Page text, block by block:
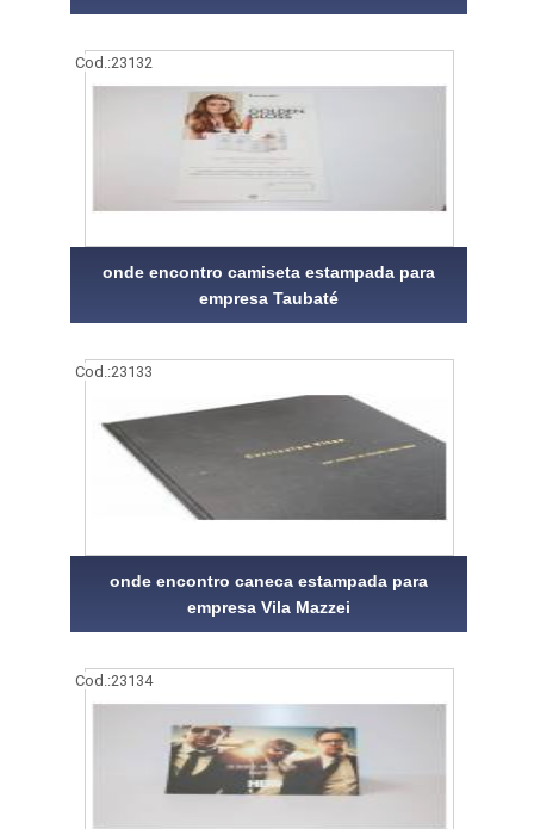
Cod.:23132
onde encontro camiseta estampada para
empresa Taubaté
Cod.:23133
onde encontro caneca estampada para
empresa Vila Mazzei
Cod.:23134